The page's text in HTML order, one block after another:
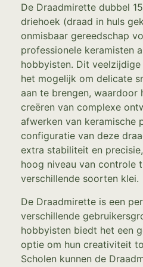
De Draadmirette dubbel
driehoek (draad in huls
onmisbaar gereedschap
professionele keramisten
hobbyisten. Dit
het mogelijk om delicate
aan te brengen, waardoor
creëren van complexe
afwerken van keramische
configuratie van deze
extra stabiliteit en
hoog niveau van controle
verschillende soorten klei.
De Draadmirette is een
verschillende
hobbyisten biedt het een
optie om hun creativiteit
Scholen kunnen de